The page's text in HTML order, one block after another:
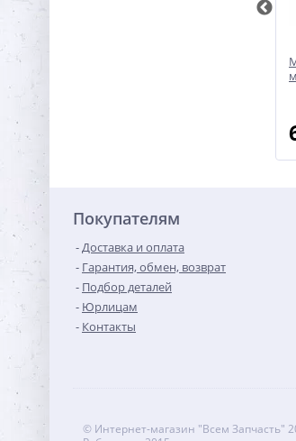
Покупателям
Доставка и оплата
Гарантия, обмен, возврат
Подбор деталей
Юрлицам
Контакты
© Интернет-магазин "Всем Запчасть"